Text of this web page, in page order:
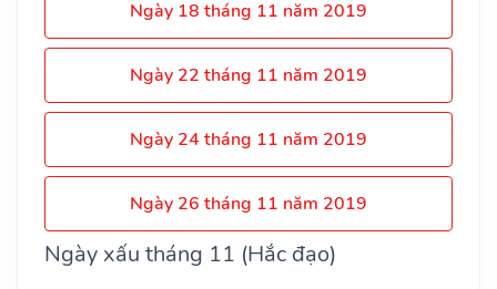
Ngày 18 tháng 11 năm 2019
Ngày 22 tháng 11 năm 2019
Ngày 24 tháng 11 năm 2019
Ngày 26 tháng 11 năm 2019
Ngày xấu tháng 11 (Hắc đạo)